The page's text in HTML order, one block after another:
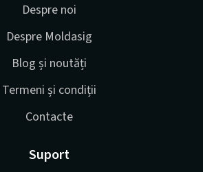
Despre noi
Despre Moldasig
Blog și noutăți
Termeni și condiții
Contacte
Suport